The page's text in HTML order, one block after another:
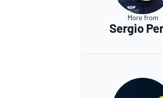
More from
Sergio